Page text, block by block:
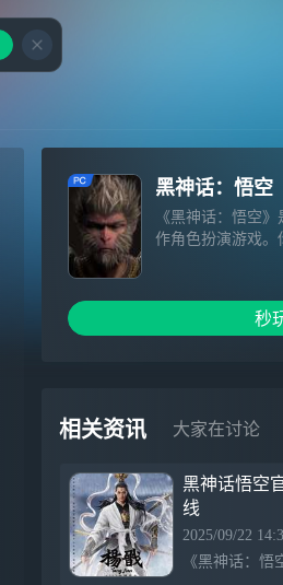
黑神话：悟空
《黑神话：悟空
作角色扮演游戏。
秒
相关资讯 大家在讨论
黑神话悟空
线
2025/09/22